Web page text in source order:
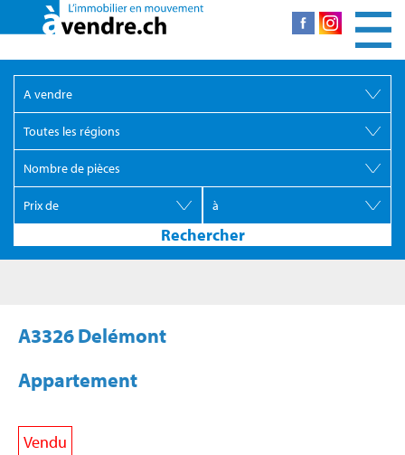
A3326 Delémont
Appartement
Vendu